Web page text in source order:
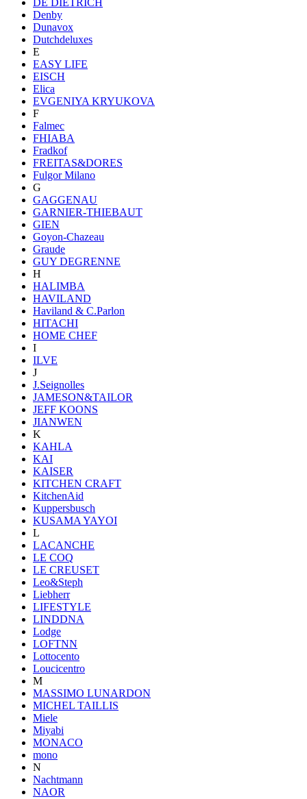
Denby
Dunavox
Dutchdeluxes
E
EASY LIFE
EISCH
Elica
EVGENIYA KRYUKOVA
F
Falmec
FHIABA
Fradkof
FREITAS&DORES
Fulgor Milano
G
GAGGENAU
GARNIER-THIEBAUT
GIEN
Goyon-Chazeau
Graude
GUY DEGRENNE
H
HALIMBA
HAVILAND
Haviland & C.Parlon
HITACHI
HOME CHEF
I
ILVE
J
J.Seignolles
JAMESON&TAILOR
JEFF KOONS
JIANWEN
K
KAHLA
KAI
KAISER
KITCHEN CRAFT
KitchenAid
Kuppersbusch
KUSAMA YAYOI
L
LACANCHE
LE COQ
LE CREUSET
Leo&Steph
Liebherr
LIFESTYLE
LINDDNA
Lodge
LOFTNN
Lottocento
Loucicentro
M
MASSIMO LUNARDON
MICHEL TAILLIS
Miele
Miyabi
MONACO
mono
N
Nachtmann
NAOR